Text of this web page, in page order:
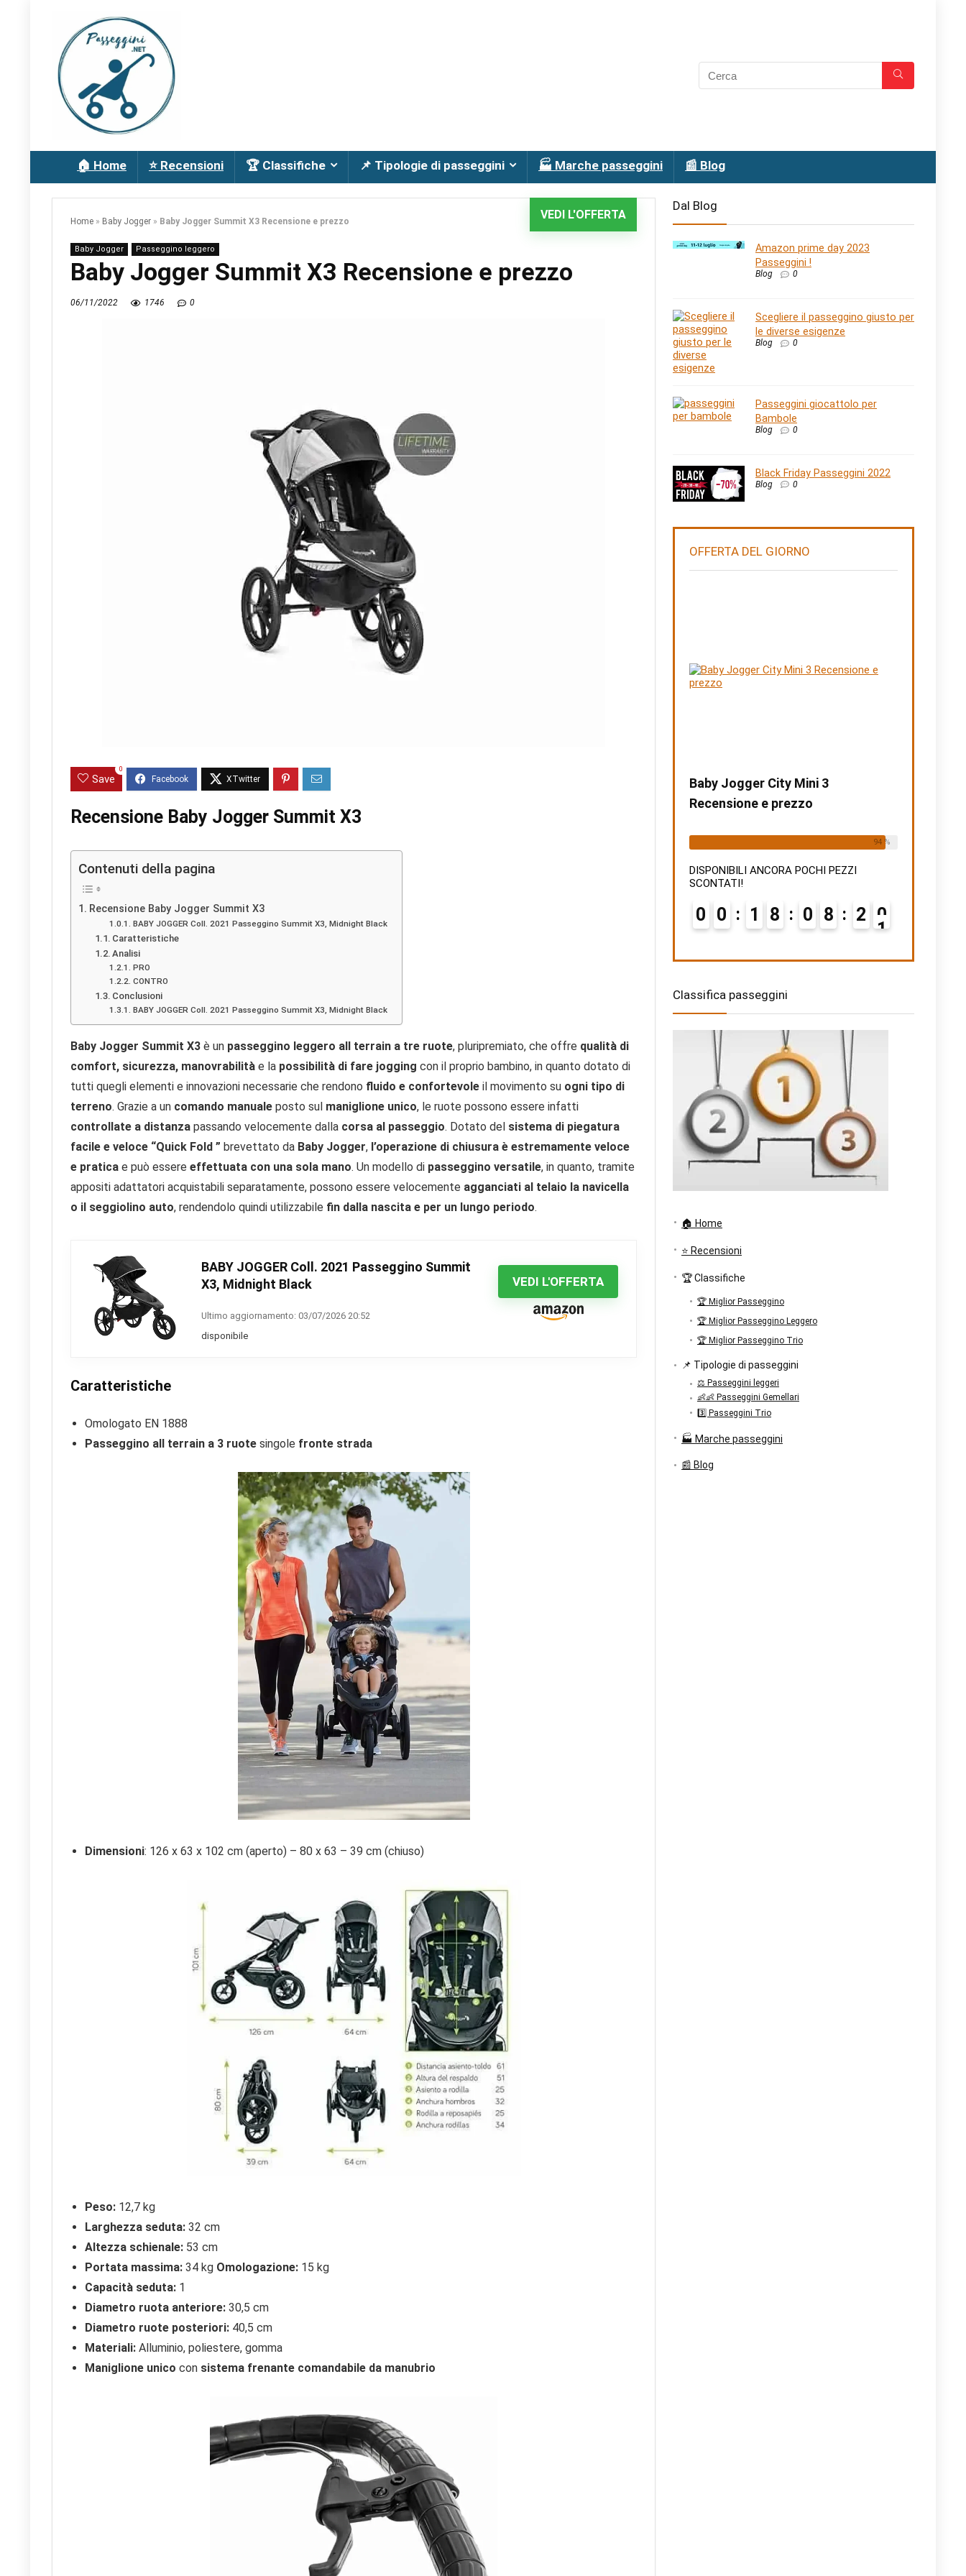
🏠 Home ⭐ Recensioni 🏆 Classifiche 📌 Tipologie di passeggini 🏭 Marche passeggini 📰 Blog
VEDI L'OFFERTA
Home » Baby Jogger » Baby Jogger Summit X3 Recensione e prezzo
Baby Jogger Passeggino leggero
Baby Jogger Summit X3 Recensione e prezzo
06/11/2022 1746 0
Save
0
Recensione Baby Jogger Summit X3
Contenuti della pagina
Recensione Baby Jogger Summit X3
BABY JOGGER Coll. 2021 Passeggino Summit X3, Midnight Black
Caratteristiche
Analisi
PRO
CONTRO
Conclusioni
BABY JOGGER Coll. 2021 Passeggino Summit X3, Midnight Black
Baby Jogger Summit X3 è un passeggino leggero all terrain a tre ruote, pluripremiato, che offre qualità di
comfort, sicurezza, manovrabilità e la possibilità di fare jogging con il proprio bambino, in quanto dotato di
tutti quegli elementi e innovazioni necessarie che rendono fluido e confortevole il movimento su ogni tipo di
terreno. Grazie a un comando manuale posto sul maniglione unico, le ruote possono essere infatti
controllate a distanza passando velocemente dalla corsa al passeggio. Dotato del sistema di piegatura
facile e veloce “Quick Fold ” brevettato da Baby Jogger, l’operazione di chiusura è estremamente veloce
e pratica e può essere effettuata con una sola mano. Un modello di passeggino versatile, in quanto, tramite
appositi adattatori acquistabili separatamente, possono essere velocemente agganciati al telaio la navicella
o il seggiolino auto, rendendolo quindi utilizzabile fin dalla nascita e per un lungo periodo.
BABY JOGGER Coll. 2021 Passeggino Summit
X3, Midnight Black
Ultimo aggiornamento: 03/07/2026 20:52
disponibile
VEDI L'OFFERTA
Caratteristiche
Omologato EN 1888
Passeggino all terrain a 3 ruote singole fronte strada
Dimensioni: 126 x 63 x 102 cm (aperto) – 80 x 63 – 39 cm (chiuso)
Peso: 12,7 kg
Larghezza seduta: 32 cm
Altezza schienale: 53 cm
Portata massima: 34 kg Omologazione: 15 kg
Capacità seduta: 1
Diametro ruota anteriore: 30,5 cm
Diametro ruote posteriori: 40,5 cm
Materiali: Alluminio, poliestere, gomma
Maniglione unico con sistema frenante comandabile da manubrio
Dal Blog
Amazon prime day 2023
Passeggini !
Blog 0
Scegliere il passeggino giusto per
le diverse esigenze
Blog 0
Passeggini giocattolo per
Bambole
Blog 0
Black Friday Passeggini 2022
Blog 0
OFFERTA DEL GIORNO
Baby Jogger City Mini 3
Recensione e prezzo
Available:16
94 %
DISPONIBILI ANCORA POCHI PEZZI
SCONTATI!
0 0 1 8 0 8 1
2
9
0
Classifica passeggini
🏠 Home
⭐ Recensioni
🏆 Classifiche
🏆 Miglior Passeggino
🏆 Miglior Passeggino Leggero
🏆 Miglior Passeggino Trio
📌 Tipologie di passeggini
⚖️ Passeggini leggeri
👶👶 Passeggini Gemellari
3️⃣ Passeggini Trio
🏭 Marche passeggini
📰 Blog